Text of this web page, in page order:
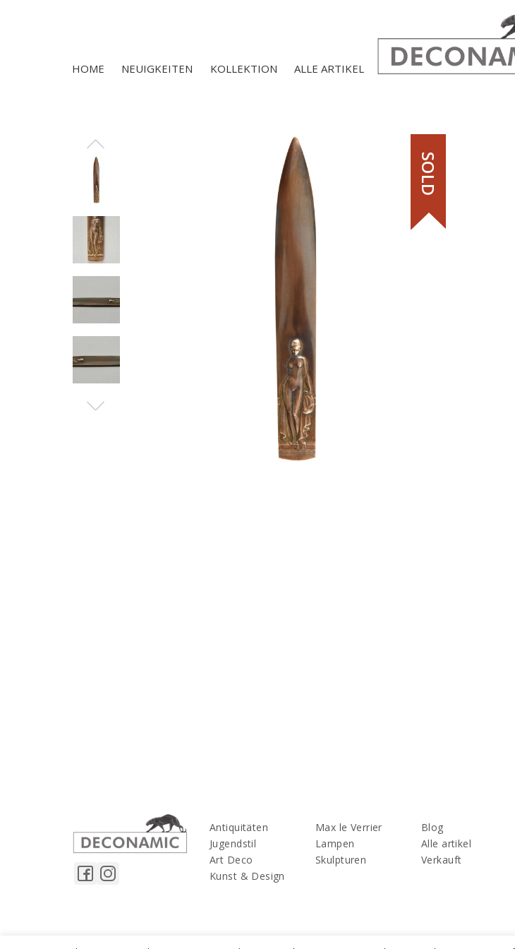
HOME NEUIGKEITEN KOLLEKTION ALLE ARTIKEL
SOLD
Antiquitäten
Jugendstil
Art Deco
Kunst & Design
Max le Verrier
Lampen
Skulpturen
Blog
Alle artikel
Verkauft